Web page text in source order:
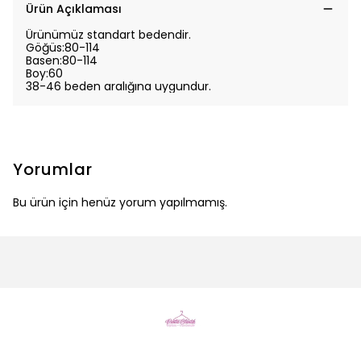
Ürün Açıklaması
Ürünümüz standart bedendir.
Göğüs:80-114
Basen:80-114
Boy:60
38-46 beden aralığına uygundur.
Yorumlar
Bu ürün için henüz yorum yapılmamış.